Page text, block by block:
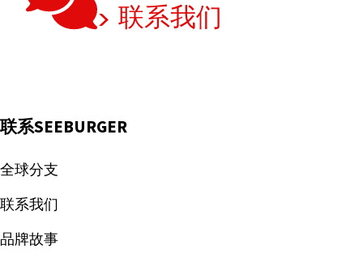
联系我们
联系SEEBURGER
全球分支
联系我们
品牌故事